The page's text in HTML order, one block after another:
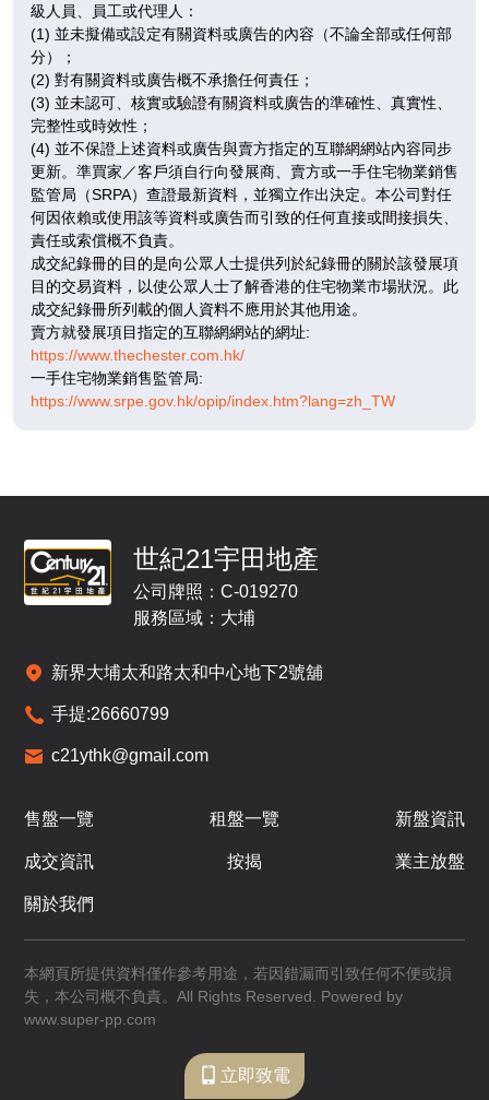
10
11
/
/
17
/
F
18
A
4房(1套)
招標
3房(1套)
$1,119.15萬
$1,160.46萬
A
600呎
4房(1套)
招標
B
534呎
$1,122.57萬
已售
C
531呎
$1,164.06萬
已售
A
600呎
B
3房(1套)
3房(1套)
A
4房(1套)
$1,515萬
B
3房(1套)
已售
C
4房(1套)
4房(1套)
$1,550.9萬
B
3房(1套)
3房(1套)
A
600呎
4房(1套)
B
534呎
$1,257.39萬
C
531呎
級人員、員工或代理人：
(1) 並未擬備或設定有關資料或廣告的內容（不論全部或任何部
分）；
(2) 對有關資料或廣告概不承擔任何責任；
(3) 並未認可、核實或驗證有關資料或廣告的準確性、真實性、
完整性或時效性；
(4) 並不保證上述資料或廣告與賣方指定的互聯網網站內容同步
更新。準買家／客戶須自行向發展商、賣方或一手住宅物業銷售
監管局（SRPA）查證最新資料，並獨立作出決定。本公司對任
何因依賴或使用該等資料或廣告而引致的任何直接或間接損失、
責任或索償概不負責。
成交紀錄冊的目的是向公眾人士提供列於紀錄冊的關於該發展項
目的交易資料，以使公眾人士了解香港的住宅物業市場狀況。此
成交紀錄冊所列載的個人資料不應用於其他用途。
賣方就發展項目指定的互聯網網站的網址:
https://www.thechester.com.hk/
一手住宅物業銷售監管局:
https://www.srpe.gov.hk/opip/index.htm?lang=zh_TW
世紀21宇田地產
公司牌照：C-019270
服務區域：大埔
新界大埔太和路太和中心地下2號舖
手提:26660799
c21ythk@gmail.com
售盤一覽 租盤一覽 新盤資訊
成交資訊 按揭 業主放盤
關於我們
本網頁所提供資料僅作參考用途，若因錯漏而引致任何不便或損
失，本公司概不負責。All Rights Reserved. Powered by
www.super-pp.com
立即致電